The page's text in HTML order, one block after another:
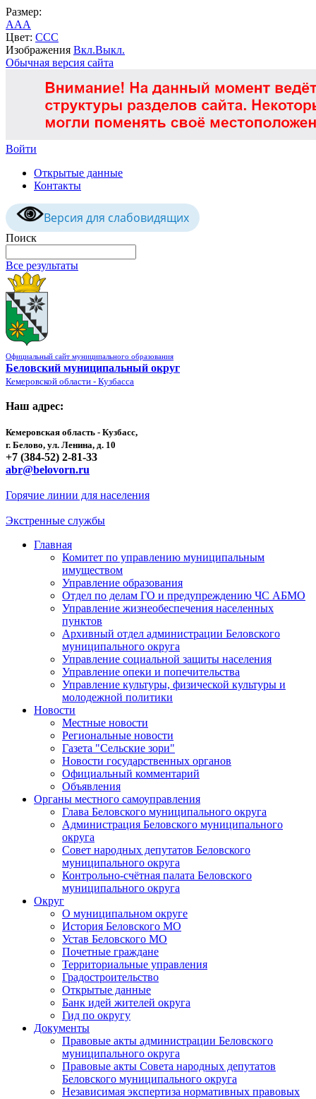
Размер:
AAA
Цвет: CCC
Изображения Вкл.Выкл.
Обычная версия сайта
Войти
Открытые данные
Контакты
Версия для слабовидящих
Поиск
Все результаты
Официальный сайт муниципального образования
Беловский муниципальный округ
Кемеровской области - Кузбасса
Наш адрес:
Кемеровская область - Кузбасс,
г. Белово, ул. Ленина, д. 10
+7 (384-52) 2-81-33
abr@belovorn.ru
Горячие линии для населения
Экстренные службы
Главная
Комитет по управлению муниципальным
имуществом
Управление образования
Отдел по делам ГО и предупреждению ЧС АБМО
Управление жизнеобеспечения населенных
пунктов
Архивный отдел администрации Беловского
муниципального округа
Управление социальной защиты населения
Управление опеки и попечительства
Управление культуры, физической культуры и
молодежной политики
Новости
Местные новости
Региональные новости
Газета "Сельские зори"
Новости государственных органов
Официальный комментарий
Объявления
Органы местного самоуправления
Глава Беловского муниципального округа
Администрация Беловского муниципального
округа
Совет народных депутатов Беловского
муниципального округа
Контрольно-счётная палата Беловского
муниципального округа
Округ
О муниципальном округе
История Беловского МО
Устав Беловского МО
Почетные граждане
Территориальные управления
Градостроительство
Открытые данные
Банк идей жителей округа
Гид по округу
Документы
Правовые акты администрации Беловского
муниципального округа
Правовые акты Совета народных депутатов
Беловского муниципального округа
Независимая экспертиза нормативных правовых